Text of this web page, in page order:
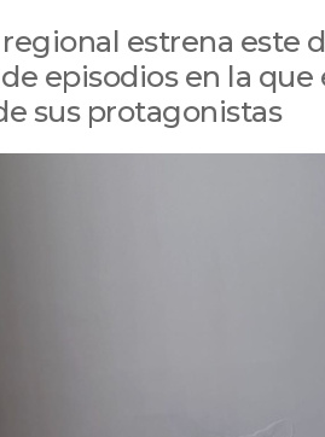
estrena este
episodios en la
sus protagonistas